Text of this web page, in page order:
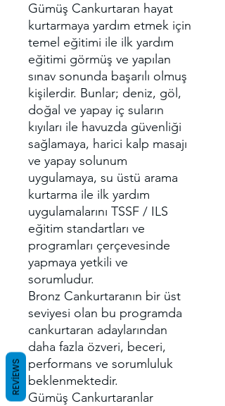
Gümüş Cankurtaran hayat
kurtarmaya yardım etmek için
temel eğitimi ile ilk yardım
eğitimi görmüş ve yapılan
sınav sonunda başarılı olmuş
kişilerdir. Bunlar; deniz, göl,
doğal ve yapay iç suların
kıyıları ile havuzda güvenliği
sağlamaya, harici kalp masajı
ve yapay solunum
uygulamaya, su üstü arama
kurtarma ile ilk yardım
uygulamalarını TSSF / ILS
eğitim standartları ve
programları çerçevesinde
yapmaya yetkili ve
sorumludur.
Bronz Cankurtaranın bir üst
seviyesi olan bu programda
cankurtaran adaylarından
daha fazla özveri, beceri,
performans ve sorumluluk
beklenmektedir.
Gümüş Cankurtaranlar
REVIEWS